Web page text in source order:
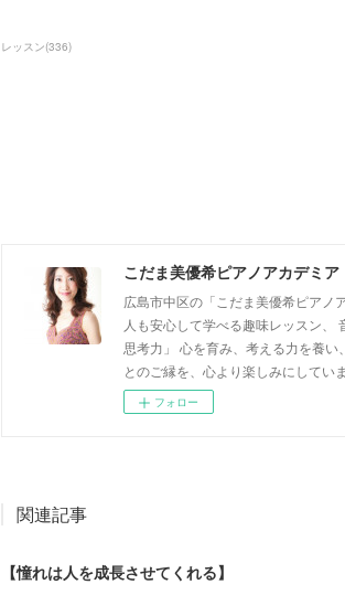
レッスン(336)
こだま美優希ピアノアカデミ
広島市中区の「こだま美優希ピアノ
人も安心して学べる趣味レッスン
思考力」 心を育み、考える力を養
とのご縁を、心より楽しみにしていま
フォロー
関連記事
【憧れは人を成長させてくれる】